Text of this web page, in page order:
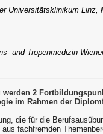
Universitätsklinikum Linz,
und Tropenmedizin
werden 2
im Rahmen der
die für die
fachfremden